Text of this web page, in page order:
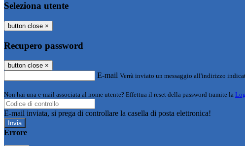
Seleziona utente
button close ×
Recupero password
button close ×
E-mail Verrà inviato un messaggio all'indirizzo
Non hai una e-mail associata al nome utente? Effettua il reset della password tramite la
E-mail inviata, si prega di controllare la casella di posta elettronica!
Errore